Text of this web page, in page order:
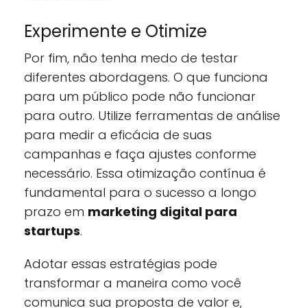
Experimente e Otimize
Por fim, não tenha medo de testar
diferentes abordagens. O que funciona
para um público pode não funcionar
para outro. Utilize ferramentas de análise
para medir a eficácia de suas
campanhas e faça ajustes conforme
necessário. Essa otimização contínua é
fundamental para o sucesso a longo
prazo em marketing digital para
startups.
Adotar essas estratégias pode
transformar a maneira como você
comunica sua proposta de valor e,